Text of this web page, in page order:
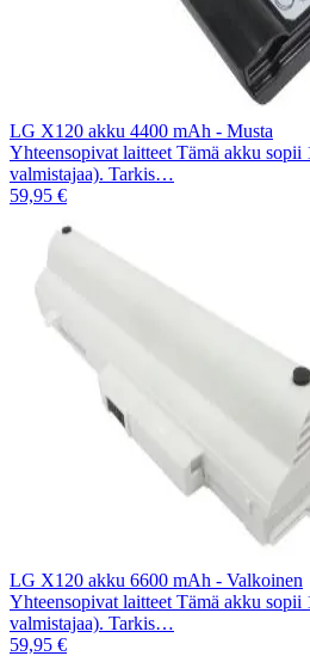
LG X120 akku 4400 mAh - Musta
Yhteensopivat laitteet Tämä akku sopii
valmistajaa). Tarkis…
59,95 €
LG X120 akku 6600 mAh - Valkoinen
Yhteensopivat laitteet Tämä akku sopii
valmistajaa). Tarkis…
59,95 €